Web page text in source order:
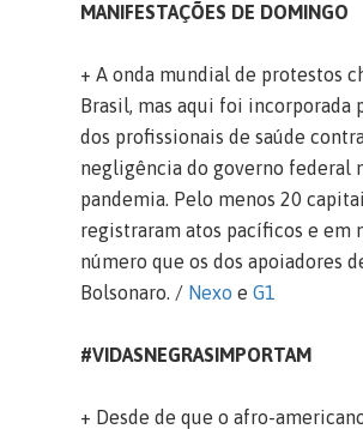
MANIFESTAÇÕES DE DOMINGO
+ A onda mundial de protestos
Brasil, mas aqui foi incorporada
dos profissionais de saúde
negligência do governo federal
pandemia. Pelo menos 20
registraram atos pacíficos e em
número que os dos apoiadores
Bolsonaro. / Nexo eG1
#VIDASNEGRASIMPORTAM
+ Desde de que o afro-